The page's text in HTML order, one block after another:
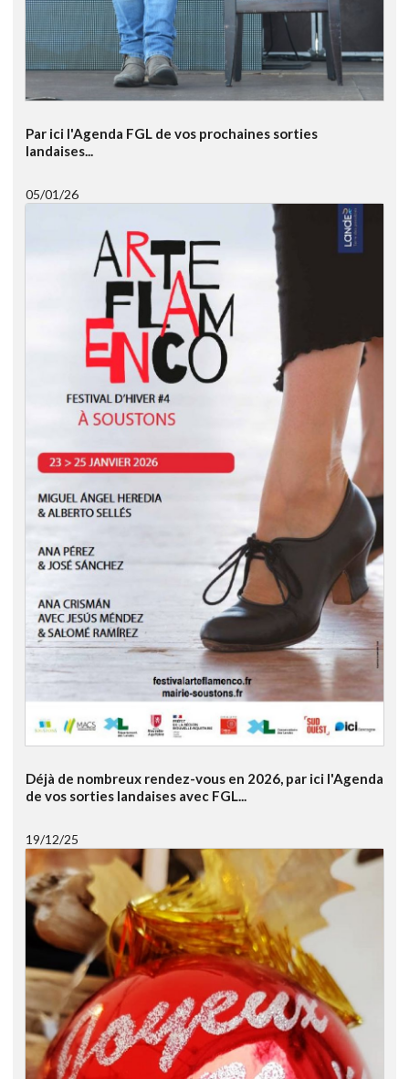
Par ici l'Agenda FGL de vos prochaines sorties
landaises...
05/01/26
Déjà de nombreux rendez-vous en 2026, par ici l'Agenda
de vos sorties landaises avec FGL...
19/12/25